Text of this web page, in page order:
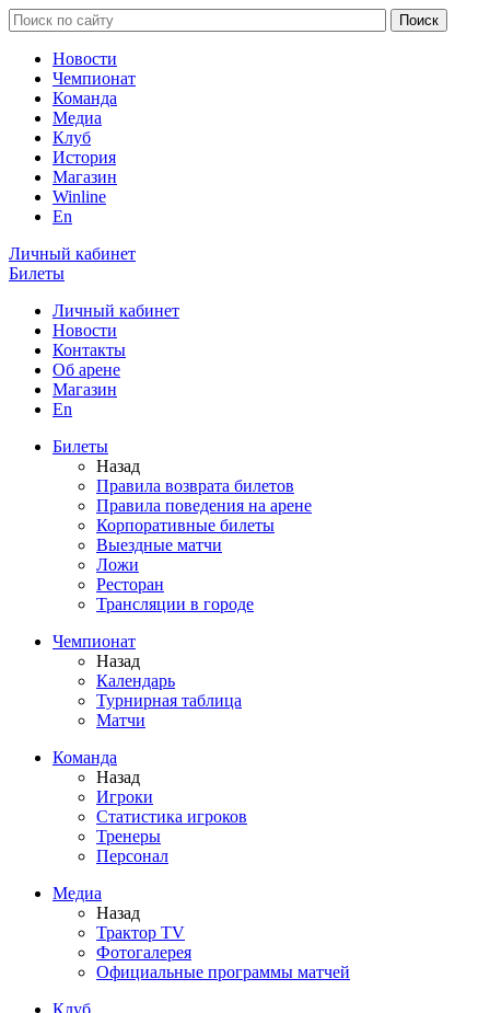
Новости
Чемпионат
Команда
Медиа
Клуб
История
Магазин
Winline
En
Личный кабинет
Билеты
Личный кабинет
Новости
Контакты
Об арене
Магазин
En
Билеты
Назад
Правила возврата билетов
Правила поведения на арене
Корпоративные билеты
Выездные матчи
Ложи
Ресторан
Трансляции в городе
Чемпионат
Назад
Календарь
Турнирная таблица
Матчи
Команда
Назад
Игроки
Статистика игроков
Тренеры
Персонал
Медиа
Назад
Трактор TV
Фотогалерея
Официальные программы матчей
Клуб